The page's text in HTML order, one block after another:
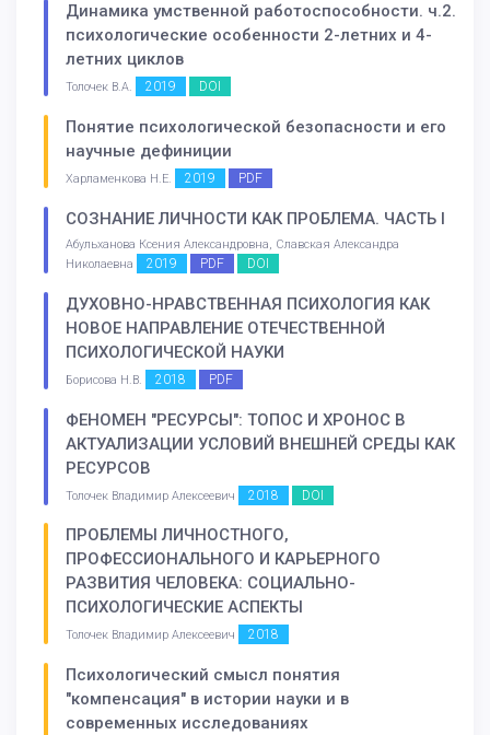
Динамика умственной работоспособности. ч.2.
психологические особенности 2-летних и 4-
летних циклов
Толочек В.А. 2019 DOI
Понятие психологической безопасности и его
научные дефиниции
Харламенкова Н.Е. 2019 PDF
СОЗНАНИЕ ЛИЧНОСТИ КАК ПРОБЛЕМА. ЧАСТЬ I
Абульханова Ксения Александровна, Славская Александра
Николаевна
2019 PDF DOI
ДУХОВНО-НРАВСТВЕННАЯ ПСИХОЛОГИЯ КАК
НОВОЕ НАПРАВЛЕНИЕ ОТЕЧЕСТВЕННОЙ
ПСИХОЛОГИЧЕСКОЙ НАУКИ
Борисова Н.В. 2018 PDF
ФЕНОМЕН "РЕСУРСЫ": ТОПОС И ХРОНОС В
АКТУАЛИЗАЦИИ УСЛОВИЙ ВНЕШНЕЙ СРЕДЫ КАК
РЕСУРСОВ
Толочек Владимир Алексеевич 2018 DOI
ПРОБЛЕМЫ ЛИЧНОСТНОГО,
ПРОФЕССИОНАЛЬНОГО И КАРЬЕРНОГО
РАЗВИТИЯ ЧЕЛОВЕКА: СОЦИАЛЬНО-
ПСИХОЛОГИЧЕСКИЕ АСПЕКТЫ
Толочек Владимир Алексеевич 2018
Психологический смысл понятия
"компенсация" в истории науки и в
современных исследованиях